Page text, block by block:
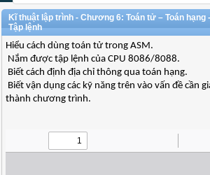
Kĩ thuật lập trình - Chương 6: Toán tử – Toán hạng
Tập lệnh
Hiểu cách dùng toán tử trong ASM.
Nắm được tập lệnh của CPU 8086/8088.
Biết cách định địa chỉ thông qua toán hạng.
Biết vận dụng các kỹ năng trên vào vấn đề cần
thành chương trình.